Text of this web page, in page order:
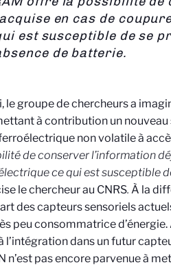
en cas de
est susceptible de se
de batterie.
le groupe de chercheurs a
à contribution un
non volatile à
de conserver l’information
ce qui est susceptible
le chercheur au CNRS. À la
des capteurs sensoriels
peu consommatrice
dans un futur
n’est pas encore parvenue à